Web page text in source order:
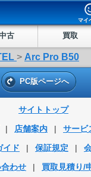
マイ
古 買取
> Arc Pro B50
PC版ページへ
サイトトップ
| 店舗案内 |
サービ
イド
| 保証規定 |
わせ
|
買取見積り/